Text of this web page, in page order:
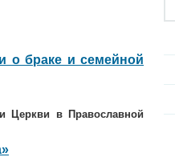
о браке и семейной
Церкви в Православной